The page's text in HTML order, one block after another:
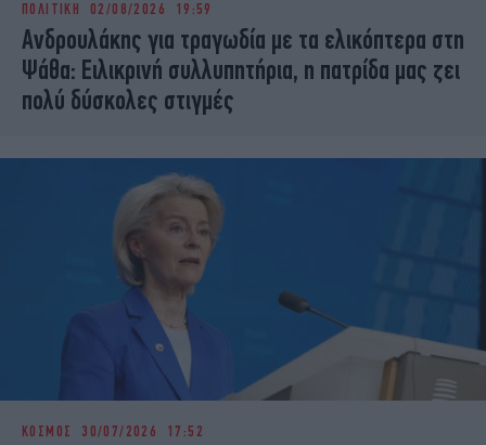
iBOOKS
OSCARS
THE OCEAN
MEDIA
ELAMEFORA
ΠΟΛΙΤΙΚΗ 02/08/2026 19:59
Ανδρουλάκης για τραγωδία με τα ελικόπτερα στη
Ψάθα: Ειλικρινή συλλυπητήρια, η πατρίδα μας ζει
πολύ δύσκολες στιγμές
ΚΟΣΜΟΣ 30/07/2026 17:52